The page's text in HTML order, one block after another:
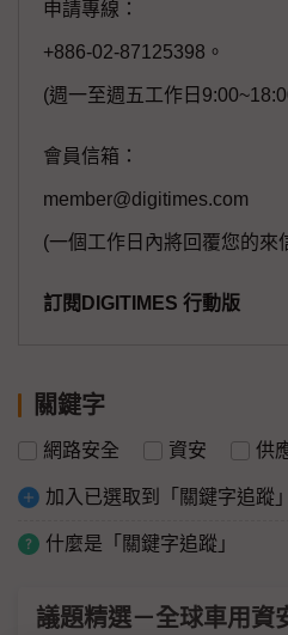
申請專線：
+886-02-87125398。
(週一至週五工作日
會員信箱：
member@digitimes.com
(一個工作日內將回覆您的來
訂閱DIGITIMES 行動版
關鍵字
網路安全 資安 供
加入已選取到「關鍵字追蹤」
什麼是「關鍵字追蹤」
議題精選－全球車用資